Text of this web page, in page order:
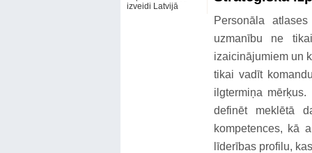
izveidi Latvijā
Personāla
uzmanību ne
izaicinājumiem un
tikai vadīt
ilgtermiņa
definēt meklētā
kompetences, kā
līderības profilu,